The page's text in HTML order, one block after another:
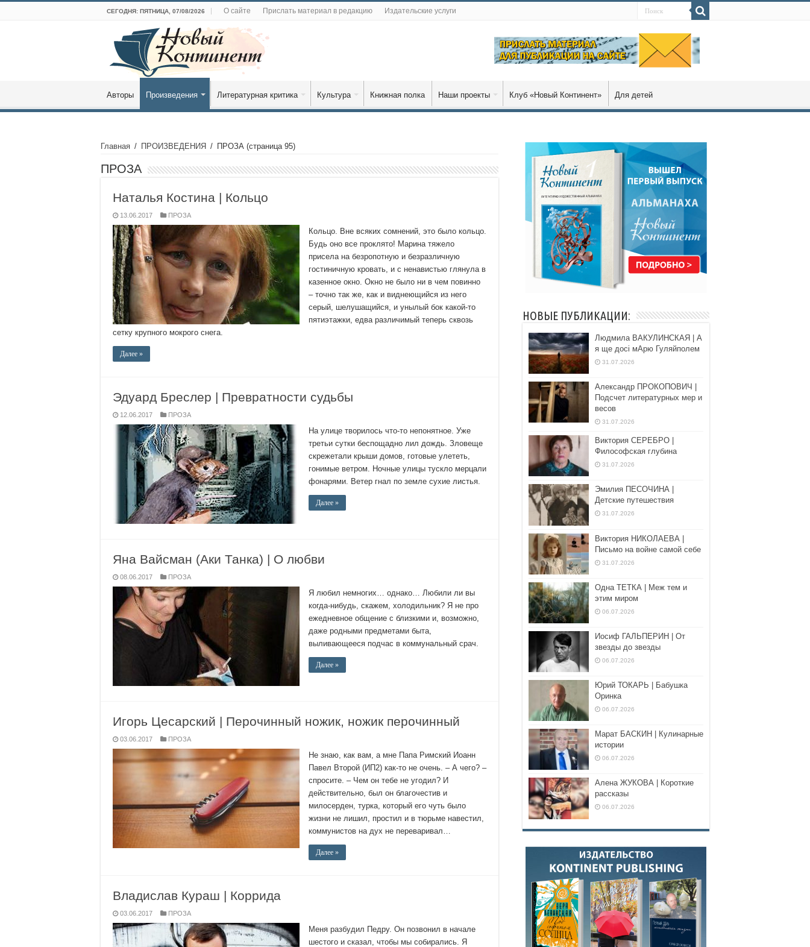
СЕГОДНЯ: ПЯТНИЦА, 07/08/2026 О сайте Прислать материал в редакцию Издательские услуги
Авторы Произведения Литературная критика Культура Книжная полка Наши проекты Клуб «Новый Континент» Для детей
Главная / ПРОИЗВЕДЕНИЯ / ПРОЗА (страница 95)
ПРОЗА
Наталья Костина | Кольцо
13.06.2017 ПРОЗА
Кольцо. Вне всяких сомнений, это было кольцо.
Будь оно все проклято! Марина тяжело
присела на безропотную и безразличную
гостиничную кровать, и с ненавистью глянула в
казенное окно. Окно не было ни в чем повинно
– точно так же, как и виднеющийся из него
серый, шелушащийся, и унылый бок какой-то
пятиэтажки, едва различимый теперь сквозь
сетку крупного мокрого снега.
Далее »
Эдуард Бреслер | Превратности судьбы
12.06.2017 ПРОЗА
На улице творилось что-то непонятное. Уже
третьи сутки беспощадно лил дождь. Зловеще
скрежетали крыши домов, готовые улететь,
гонимые ветром. Ночные улицы тускло мерцали
фонарями. Ветер гнал по земле сухие листья.
Далее »
Яна Вайсман (Аки Танка) | О любви
08.06.2017 ПРОЗА
Я любил немногих… однако… Любили ли вы
когда-нибудь, скажем, холодильник? Я не про
ежедневное общение с близкими и, возможно,
даже родными предметами быта,
выливающееся подчас в коммунальный срач.
Далее »
Игорь Цесарский | Перочинный ножик, ножик перочинный
03.06.2017 ПРОЗА
Не знаю, как вам, а мне Папа Римский Иоанн
Павел Второй (ИП2) как-то не очень. – А чего? –
спросите. – Чем он тебе не угодил? И
действительно, был он благочестив и
милосерден, турка, который его чуть было
жизни не лишил, простил и в тюрьме навестил,
коммунистов на дух не переваривал…
Далее »
Владислав Кураш | Коррида
03.06.2017 ПРОЗА
Меня разбудил Педру. Он позвонил в начале
шестого и сказал, чтобы мы собирались. Я
НОВЫЕ ПУБЛИКАЦИИ:
Людмила ВАКУЛИНСКАЯ | А
я ще досі мАрю Гуляйполем
31.07.2026
Александр ПРОКОПОВИЧ |
Подсчет литературных мер и
весов
31.07.2026
Виктория СЕРЕБРО |
Философская глубина
31.07.2026
Эмилия ПЕСОЧИНА |
Детские путешествия
31.07.2026
Виктория НИКОЛАЕВА |
Письмо на войне самой себе
31.07.2026
Одна ТЕТКА | Меж тем и
этим миром
06.07.2026
Иосиф ГАЛЬПЕРИН | От
звезды до звезды
06.07.2026
Юрий ТОКАРЬ | Бабушка
Оринка
06.07.2026
Марат БАСКИН | Кулинарные
истории
06.07.2026
Алена ЖУКОВА | Короткие
рассказы
06.07.2026